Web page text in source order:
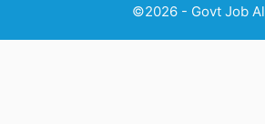
©2026 - Govt Job